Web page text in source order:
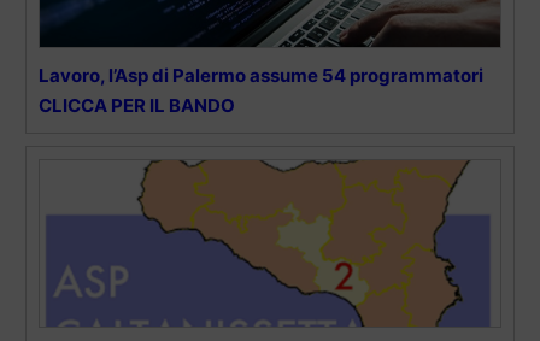
Lavoro, l’Asp di Palermo assume 54 programmatori
CLICCA PER IL BANDO